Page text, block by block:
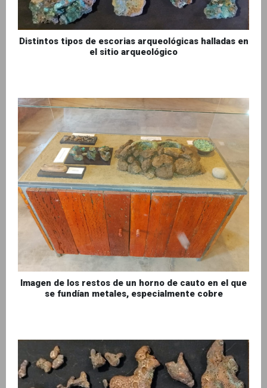
Distintos tipos de escorias arqueológicas halladas en
el sitio arqueológico
Imagen de los restos de un horno de cauto en el que
se fundían metales, especialmente cobre